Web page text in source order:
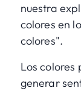
nuestra
colores en
colores".
Los colores
generar